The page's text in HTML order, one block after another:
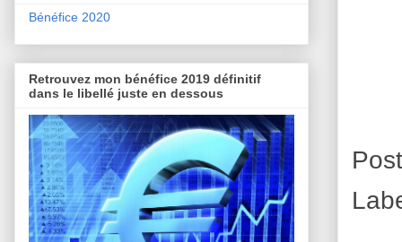
Bénéfice 2020
Retrouvez mon bénéfice 2019 définitif
dans le libellé juste en dessous